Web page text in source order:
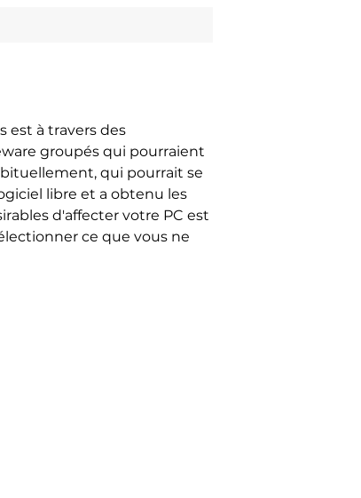
est à travers des
groupés qui pourraient
qui pourrait se
libre et a obtenu les
d'affecter votre PC est
ce que vous ne